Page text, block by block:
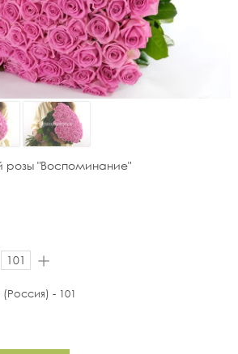
розы "Воспоминание"
- 101